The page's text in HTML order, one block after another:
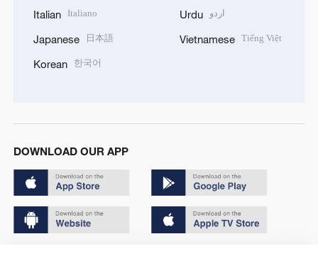
Italian Italiano
Japanese 日本語
Korean 한국어
Urdu اردو
Vietnamese Tiếng Việt
DOWNLOAD OUR APP